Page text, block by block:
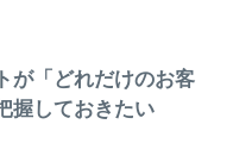
が「どれだけのお客
握しておきたい